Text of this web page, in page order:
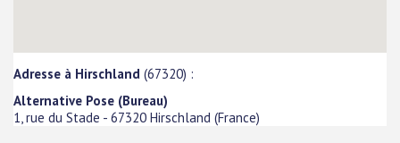
Adresse à Hirschland (67320) :
Alternative Pose (Bureau)
1, rue du Stade - 67320 Hirschland (France)